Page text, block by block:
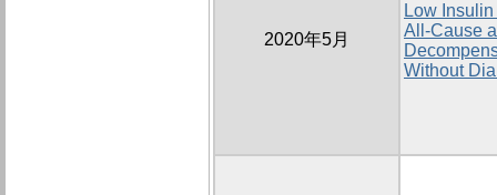
2020年5月
Low
All-Cause
Without